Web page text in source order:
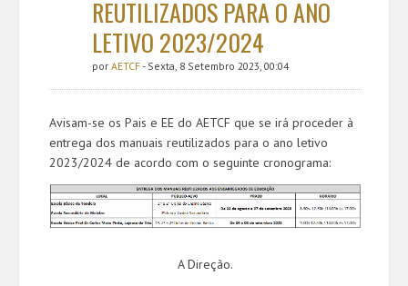
REUTILIZADOS PARA O ANO
LETIVO 2023/2024
por AETCF- Sexta, 8 Setembro 2023, 00:04
Avisam-se os Pais e EE do AETCF que se irá proceder à
entrega dos manuais reutilizados para o ano letivo
2023/2024 de acordo com o seguinte cronograma:
A Direção.